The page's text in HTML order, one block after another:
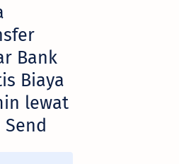
Bank
Biaya
lewat
Send